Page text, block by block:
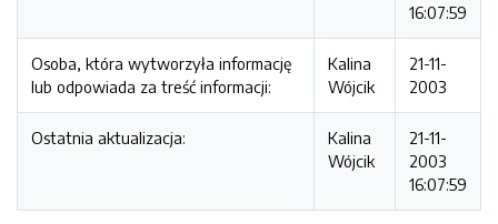
16:07:59
Osoba, która wytworzyła informację
lub odpowiada za treść informacji:
Kalina
Wójcik
21-11-
2003
Ostatnia aktualizacja:
Kalina
Wójcik
21-11-
2003
16:07:59